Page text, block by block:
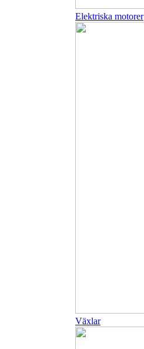
Elektriska motorer
Växlar